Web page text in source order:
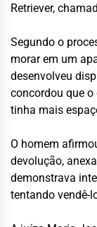
Retriever,
Segundo o
morar em um
desenvolveu
concordou que
tinha mais
O homem
devolução,
demonstrava
tentando vendê-